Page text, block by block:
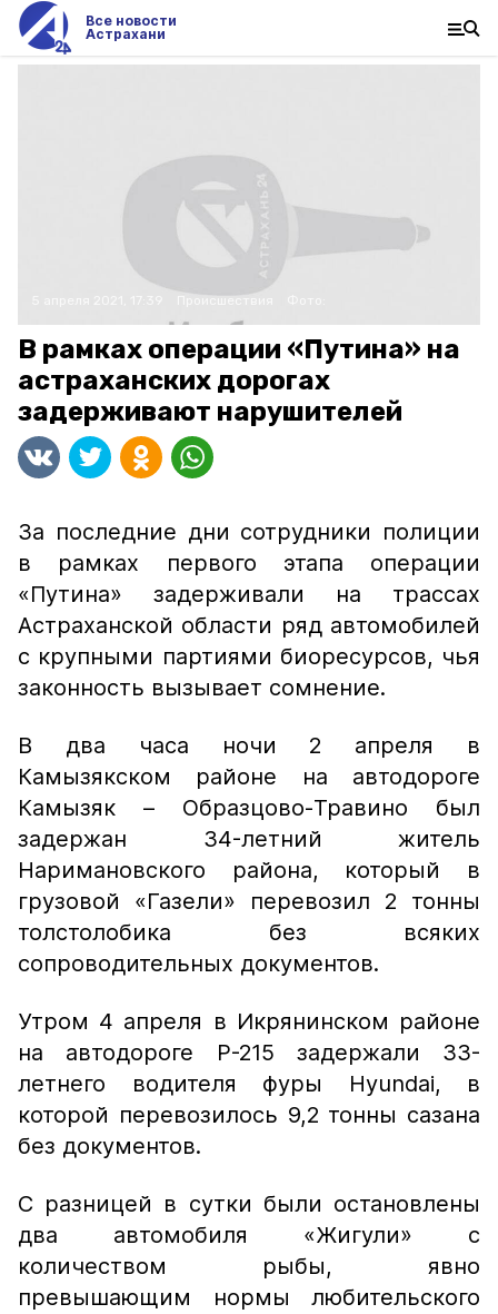
Все новости
Астрахани
Происшествия
В рамках операции «Путина» на
астраханских дорогах
задерживают нарушителей
За последние дни сотрудники полиции
в рамках первого этапа операции
«Путина» задерживали на трассах
Астраханской области ряд автомобилей
с крупными партиями биоресурсов, чья
законность вызывает сомнение.
В два часа ночи 2 апреля в
Камызякском районе на автодороге
Камызяк – Образцово-Травино был
задержан 34-летний житель
Наримановского района, который в
грузовой «Газели» перевозил 2 тонны
толстолобика без всяких
сопроводительных документов.
Утром 4 апреля в Икрянинском районе
на автодороге Р-215 задержали 33-
летнего водителя фуры Hyundai, в
которой перевозилось 9,2 тонны сазана
без документов.
С разницей в сутки были остановлены
два автомобиля «Жигули» с
количеством рыбы, явно
превышающим нормы любительского